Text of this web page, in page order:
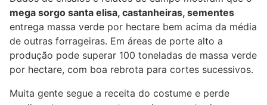
mega sorgo santa elisa, castanheiras, sementes
entrega massa verde por hectare bem acima da média
de outras forrageiras. Em áreas de porte alto a
produção pode superar 100 toneladas de massa verde
por hectare, com boa rebrota para cortes sucessivos.
Muita gente segue a receita do costume e perde